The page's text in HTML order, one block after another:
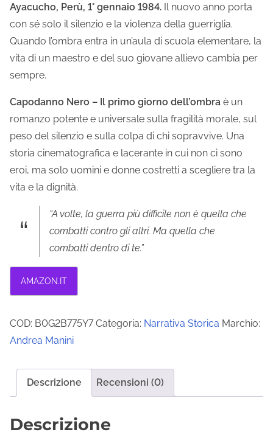
Ayacucho, Perù, 1° gennaio 1984. Il nuovo anno porta
con sé solo il silenzio e la violenza della guerriglia.
Quando l’ombra entra in un’aula di scuola elementare, la
vita di un maestro e del suo giovane allievo cambia per
sempre.
Capodanno Nero – Il primo giorno dell’ombra è un
romanzo potente e universale sulla fragilità morale, sul
peso del silenzio e sulla colpa di chi sopravvive. Una
storia cinematografica e lacerante in cui non ci sono
eroi, ma solo uomini e donne costretti a scegliere tra la
vita e la dignità.
“A volte, la guerra più difficile non è quella che
combatti contro gli altri. Ma quella che
combatti dentro di te.”
AMAZON.IT
COD: B0G2B775Y7 Categoria: Narrativa Storica Marchio:
Andrea Manini
Descrizione Recensioni (0)
Descrizione